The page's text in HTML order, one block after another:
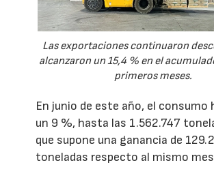
Las exportaciones continuaron
alcanzaron un 15,4 % en el
primeros meses.
En junio de este año, el consumo
un 9 %, hasta las 1.562.747
que supone una ganancia de
toneladas respecto al mismo